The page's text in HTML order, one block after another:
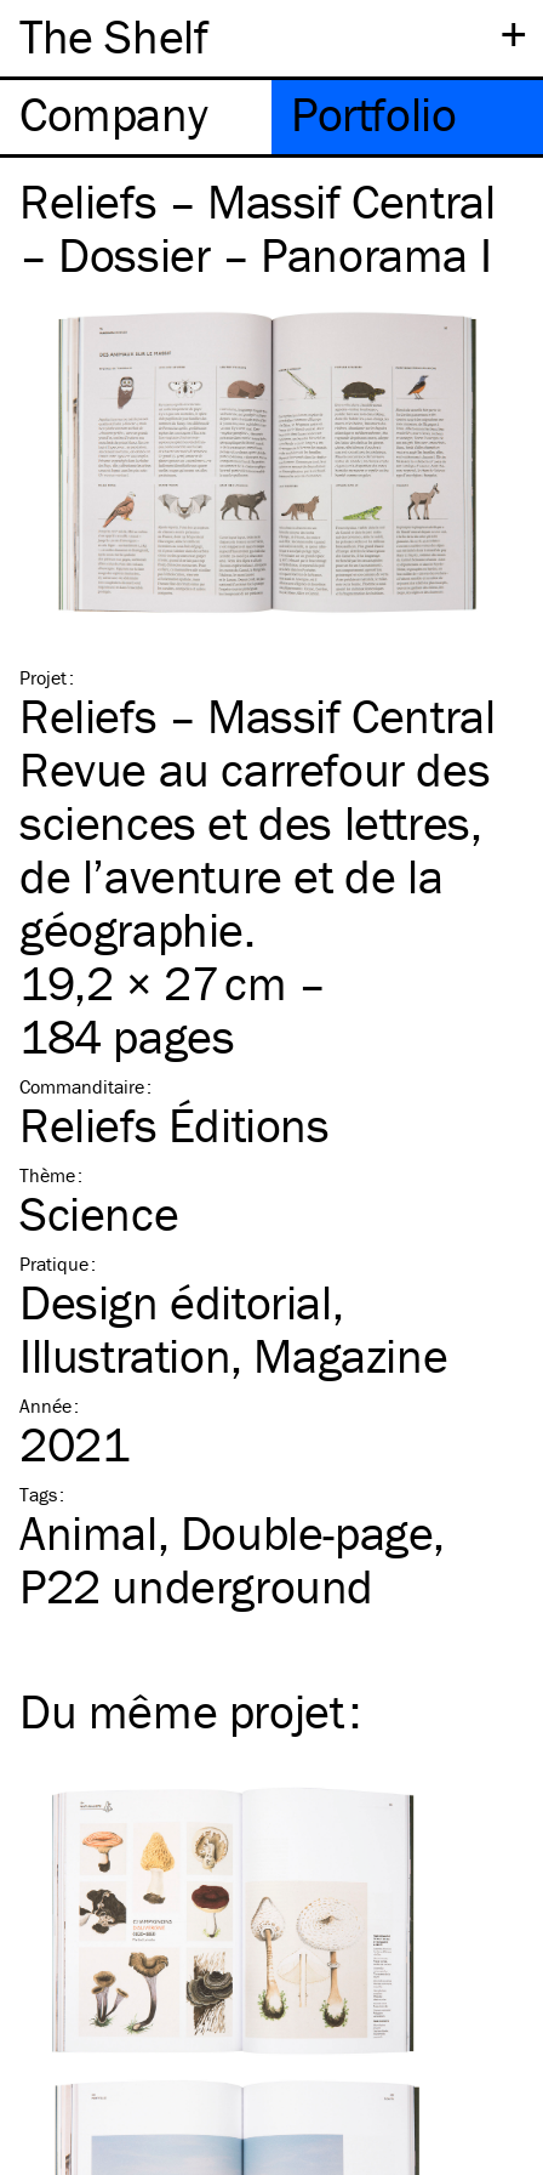
+
The Shelf
Company
Portfolio
Reliefs – Massif Central
– Dossier – Panorama I
Projet:
Reliefs – Massif Central
Revue au carrefour des
sciences et des lettres,
de l’aventure et de la
géographie.
19,2 × 27 cm –
184 pages
Commanditaire:
Reliefs Éditions
Thème:
Science
Pratique:
Design éditorial
Illustration Magazine
Année:
2021
Tags:
Animal Double-page
P22 underground
Du même projet: